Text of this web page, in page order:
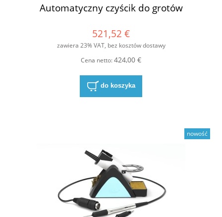
Automatyczny czyścik do grotów
521,52 €
zawiera 23% VAT, bez kosztów dostawy
Cena netto:424,00 €
do koszyka
nowość